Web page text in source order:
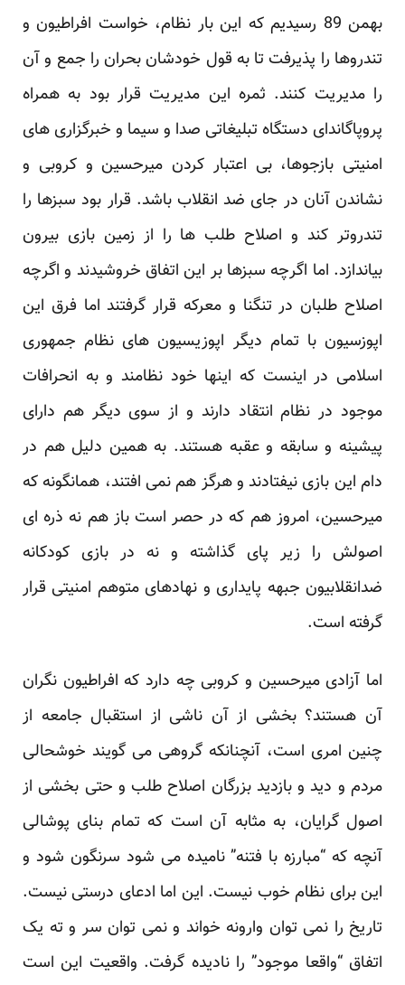
بهمن 89 رسیدیم که این بار نظام، خواست افراطیون و
تندروها را پذیرفت تا به قول خودشان بحران را جمع و آن
را مدیریت کنند. ثمره این مدیریت قرار بود به همراه
پروپاگاندای دستگاه تبلیغاتی صدا و سیما و خبرگزاری های
امنیتی بازجوها، بی اعتبار کردن میرحسین و کروبی و
نشاندن آنان در جای ضد انقلاب باشد. قرار بود سبزها را
تندروتر کند و اصلاح طلب ها را از زمین بازی بیرون
بیاندازد. اما اگرچه سبزها بر این اتفاق خروشیدند و اگرچه
اصلاح طلبان در تنگنا و معرکه قرار گرفتند اما فرق این
اپوزسیون با تمام دیگر اپوزیسیون های نظام جمهوری
اسلامی در اینست که اینها خود نظامند و به انحرافات
موجود در نظام انتقاد دارند و از سوی دیگر هم دارای
پیشینه و سابقه و عقبه هستند. به همین دلیل هم در
دام این بازی نیفتادند و هرگز هم نمی افتند، همانگونه که
میرحسین، امروز هم که در حصر است باز هم نه ذره ای
اصولش را زیر پای گذاشته و نه در بازی کودکانه
ضدانقلابیون جبهه پایداری و نهادهای متوهم امنیتی قرار
گرفته است.
اما آزادی میرحسین و کروبی چه دارد که افراطیون نگران
آن هستند؟ بخشی از آن ناشی از استقبال جامعه از
چنین امری است، آنچنانکه گروهی می گویند خوشحالی
مردم و دید و بازدید بزرگان اصلاح طلب و حتی بخشی از
اصول گرایان، به مثابه آن است که تمام بنای پوشالی
آنچه که “مبارزه با فتنه” نامیده می شود سرنگون شود و
این برای نظام خوب نیست. این اما ادعای درستی نیست.
تاریخ را نمی توان وارونه خواند و نمی توان سر و ته یک
اتفاق “واقعا موجود” را نادیده گرفت. واقعیت این است